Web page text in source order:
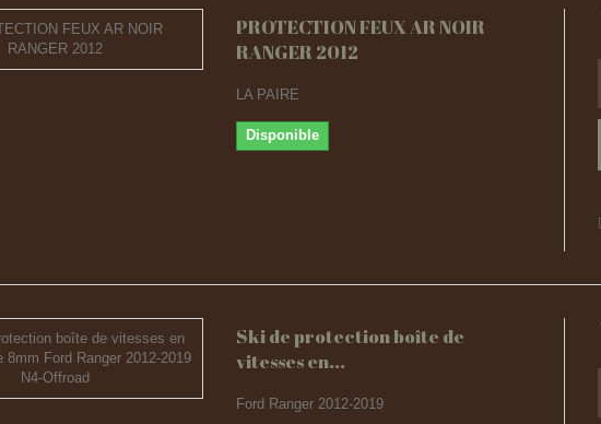
PROTECTION FEUX AR NOIR
RANGER 2012
LA PAIRE
Disponible
Ski de protection boîte de
vitesses en...
Ford Ranger 2012-2019